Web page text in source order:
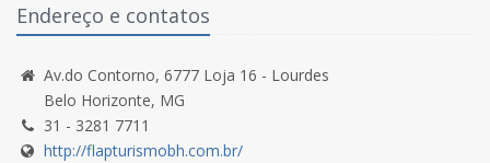
Endereço e contatos
Av.do Contorno, 6777 Loja 16 - Lourdes
Belo Horizonte, MG
31 - 3281 7711
http://flapturismobh.com.br/